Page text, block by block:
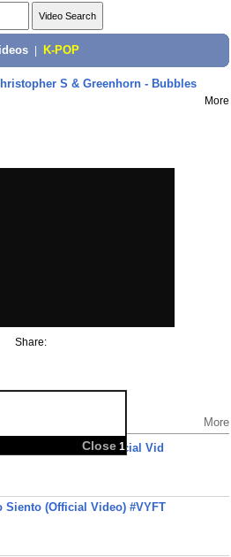
K-POP
S & Greenhorn - Bubbles
More
Share:
More
Acoustic (Official Vid
Siento (Official Video) #VYFT